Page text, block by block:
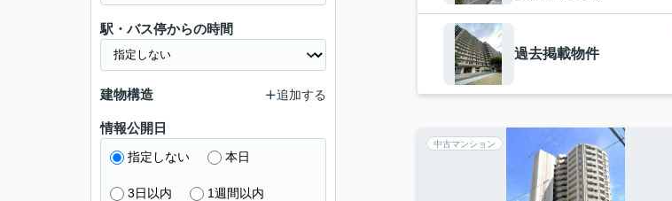
過去掲載物件
中古マンション
駅・バス停からの時間
建物構造 追加する
情報公開日
指定しない 本日
3日以内 1週間以内